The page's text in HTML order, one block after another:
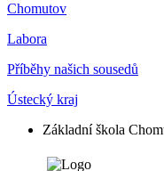
Chomutov
Labora
Příběhy našich sousedů
Ústecký kraj
Základní škola